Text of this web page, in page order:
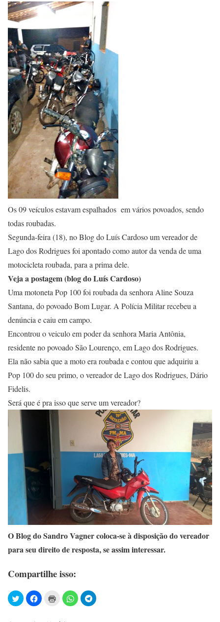
Os 09 veículos estavam espalhados em vários povoados, sendo
todas roubadas.
Segunda-feira (18), no Blog do Luís Cardoso um vereador de
Lago dos Rodrigues foi apontado como autor da venda de uma
motocicleta roubada, para a prima dele.
Veja a postagem (blog do Luís Cardoso)
Uma motoneta Pop 100 foi roubada da senhora Aline Souza
Santana, do povoado Bom Lugar. A Polícia Militar recebeu a
denúncia e caiu em campo.
Encontrou o veiculo em poder da senhora Maria Antônia,
residente no povoado São Lourenço, em Lago dos Rodrigues.
Ela não sabia que a moto era roubada e contou que adquiriu a
Pop 100 do seu primo, o vereador de Lago dos Rodrigues, Dário
Fidelis.
Será que é pra isso que serve um vereador?
O Blog do Sandro Vagner coloca-se à disposição do vereador
para seu direito de resposta, se assim interessar.
Compartilhe isso: